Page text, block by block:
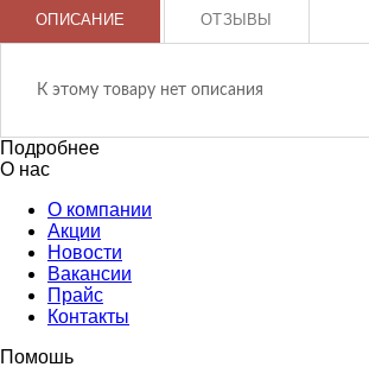
ОПИСАНИЕ ОТЗЫВЫ
К этому товару нет описания
Подробнее
О нас
О компании
Акции
Новости
Вакансии
Прайс
Контакты
Помошь